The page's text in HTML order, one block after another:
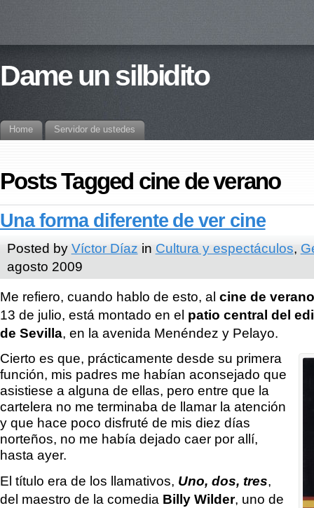
Dame un silbidito
Home Servidor de ustedes
Posts Tagged cine de verano
Una forma diferente de ver cine
Posted by Víctor Díaz in Cultura y espectáculos,
agosto 2009
Me refiero, cuando hablo de esto, al cine de
13 de julio, está montado en el patio central del
de Sevilla, en la avenida Menéndez y Pelayo.
Cierto es que, prácticamente desde su primera
función, mis padres me habían aconsejado que
asistiese a alguna de ellas, pero entre que la
cartelera no me terminaba de llamar la atención
y que hace poco disfruté de mis diez días
norteños, no me había dejado caer por allí,
hasta ayer.
El título era de los llamativos, Uno, dos, tres,
del maestro de la comedia Billy Wilder, uno de